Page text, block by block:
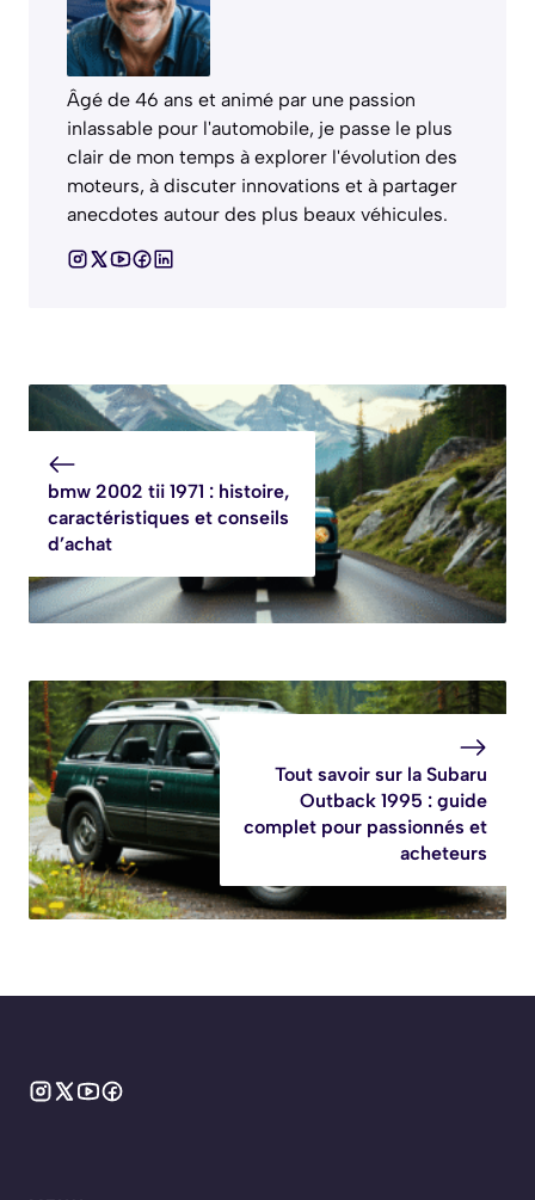
Âgé de 46 ans et animé par une passion
inlassable pour l'automobile, je passe le plus
clair de mon temps à explorer l'évolution des
moteurs, à discuter innovations et à partager
anecdotes autour des plus beaux véhicules.
bmw 2002 tii 1971 : histoire,
caractéristiques et conseils
d’achat
Tout savoir sur la Subaru
Outback 1995 : guide
complet pour passionnés et
acheteurs